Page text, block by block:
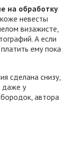
на обработку
невесты
визажисте,
А если
ему пока
сделана снизу,
даже у
автора